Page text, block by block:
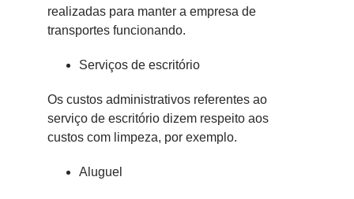
realizadas para manter a empresa de
transportes funcionando.
Serviços de escritório
Os custos administrativos referentes ao
serviço de escritório dizem respeito aos
custos com limpeza, por exemplo.
Aluguel